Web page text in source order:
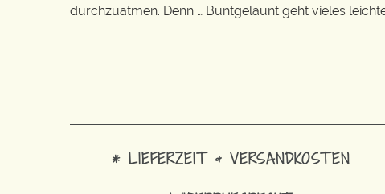
durchzuatmen. Denn … Buntgelaunt geht vieles
* LIEFERZEIT & VERSANDKOSTEN